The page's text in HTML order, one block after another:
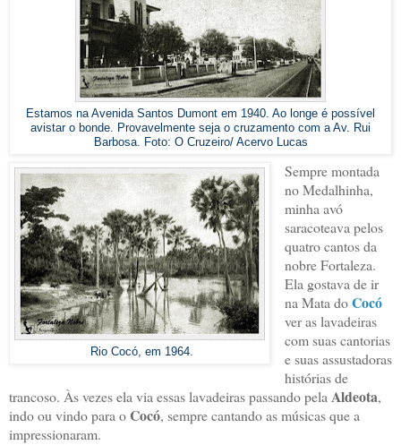
Estamos na Avenida Santos Dumont em 1940. Ao longe é possível
avistar o bonde. Provavelmente seja o cruzamento com a Av. Rui
Barbosa. Foto: O Cruzeiro/ Acervo Lucas
Rio Cocó, em 1964.
Sempre montada
no Medalhinha,
minha avó
saracoteava pelos
quatro cantos da
nobre Fortaleza.
Ela gostava de ir
na Mata doCocó
ver as lavadeiras
com suas cantorias
e suas assustadoras
histórias de
trancoso. Às vezes ela via essas lavadeiras passando pelaAldeota,
indo ou vindo para oCocó, sempre cantando as músicas que a
impressionaram.